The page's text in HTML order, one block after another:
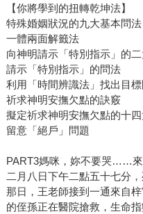
【你將學到的扭轉乾坤法】
特殊婚姻狀況的九大基本問法
一體兩面解籤法
向神明請示「特別指示」的
請示「特別指示」的問法
利用「時間辨識法」找出目標
祈求神明安撫欠點的訣竅
擬定祈求神明安撫欠點的十
留意「絕戶」問題
PART3媽咪，妳不要哭……
二月八日下午二點五十七分，
那日，王老師接到一通來自
的侄孫正在醫院搶救，生命